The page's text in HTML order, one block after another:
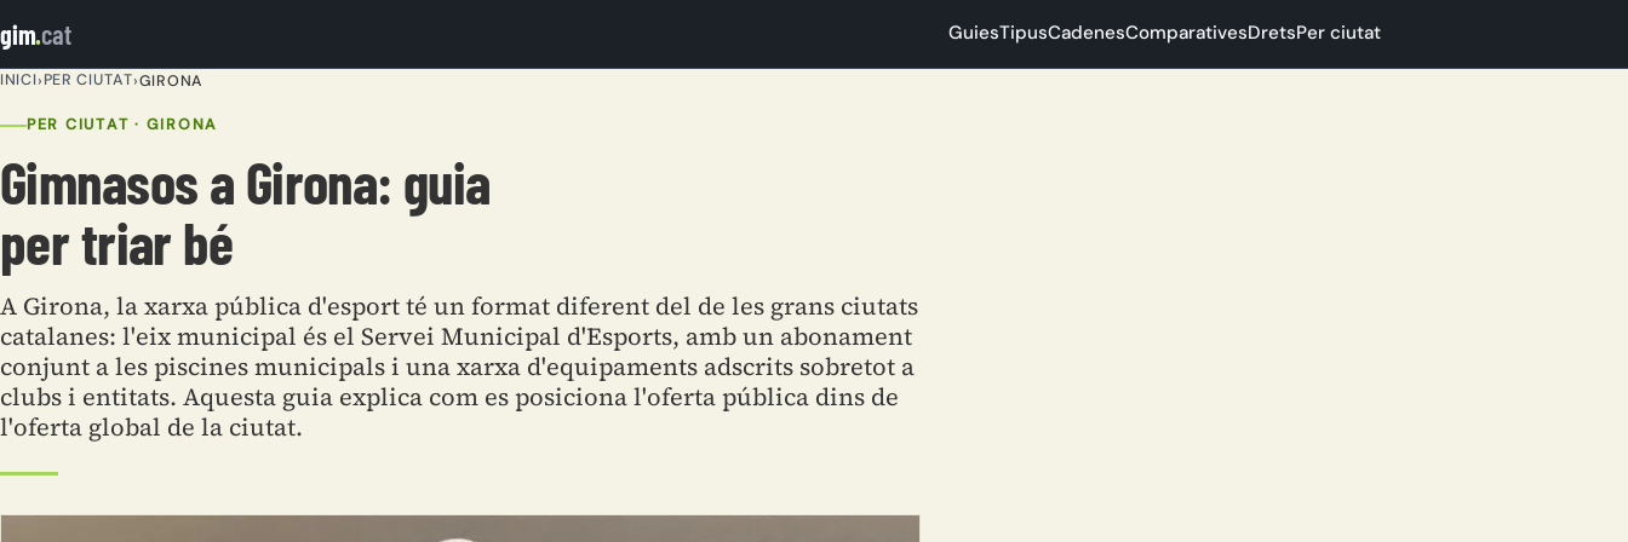
gim.cat GuiesTipusCadenesComparativesDretsPer ciutat
INICI›PER CIUTAT›GIRONA
PER CIUTAT · GIRONA
Gimnasos a Girona: guia
per triar bé
A Girona, la xarxa pública d'esport té un format diferent del de les grans ciutats
catalanes: l'eix municipal és el Servei Municipal d'Esports, amb un abonament
conjunt a les piscines municipals i una xarxa d'equipaments adscrits sobretot a
clubs i entitats. Aquesta guia explica com es posiciona l'oferta pública dins de
l'oferta global de la ciutat.